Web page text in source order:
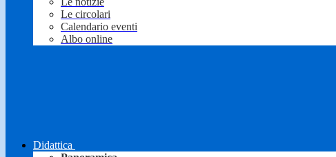
Le circolari
Calendario eventi
Albo online
Didattica